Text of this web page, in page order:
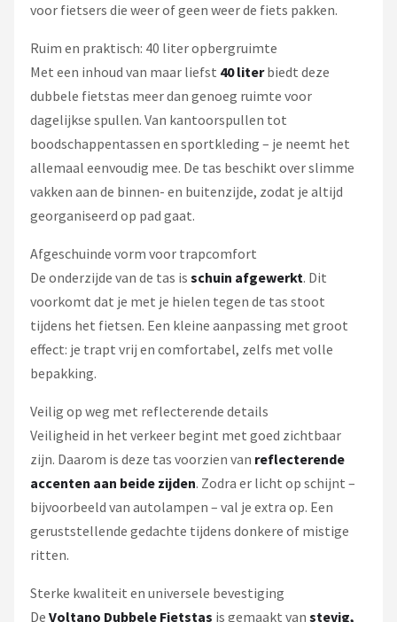
voor fietsers die weer of geen weer de fiets pakken.
Ruim en praktisch: 40 liter opbergruimte
Met een inhoud van maar liefst 40 literbiedt deze
dubbele fietstas meer dan genoeg ruimte voor
dagelijkse spullen. Van kantoorspullen tot
boodschappentassen en sportkleding – je neemt het
allemaal eenvoudig mee. De tas beschikt over slimme
vakken aan de binnen- en buitenzijde, zodat je altijd
georganiseerd op pad gaat.
Afgeschuinde vorm voor trapcomfort
De onderzijde van de tas is schuin afgewerkt. Dit
voorkomt dat je met je hielen tegen de tas stoot
tijdens het fietsen. Een kleine aanpassing met groot
effect: je trapt vrij en comfortabel, zelfs met volle
bepakking.
Veilig op weg met reflecterende details
Veiligheid in het verkeer begint met goed zichtbaar
zijn. Daarom is deze tas voorzien van reflecterende
accenten aan beide zijden. Zodra er licht op schijnt –
bijvoorbeeld van autolampen – val je extra op. Een
geruststellende gedachte tijdens donkere of mistige
ritten.
Sterke kwaliteit en universele bevestiging
De Voltano Dubbele Fietstas is gemaakt van stevig,